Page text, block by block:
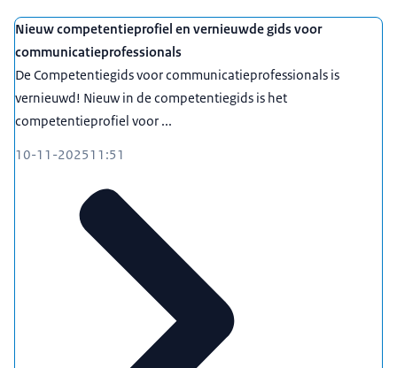
Nieuw competentieprofiel en vernieuwde gids voor
communicatieprofessionals
De Competentiegids voor communicatieprofessionals is
vernieuwd! Nieuw in de competentiegids is het
competentieprofiel voor ...
10-11-202511:51